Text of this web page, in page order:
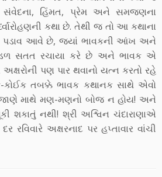
હિંમત, પ્રેમ અને સમજણના
કથા છે. તેથી જ તો આ કથાના
પડાવ આવે છે, જ્યાં ભાવકની આંખ અને
સતત રચાયા કરે છે અને ભાવક એ
પણ પાર થવાનો યત્ન કરતો રહે
કોઈક તબક્કે ભાવક કથાનક સાથે એવો
માથે મણ-મણનો બોજ ન હોય! અને
શકાતું નથી! શ્રી અશ્વિન ચંદારાણાએ
અક્ષરનાદ પર હપ્તાવાર વાંચી